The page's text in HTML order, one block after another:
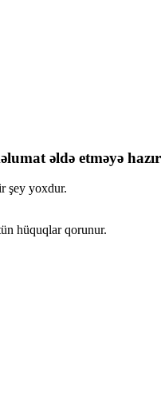
əldə etməyə
şey yoxdur.
hüquqlar qorunur.